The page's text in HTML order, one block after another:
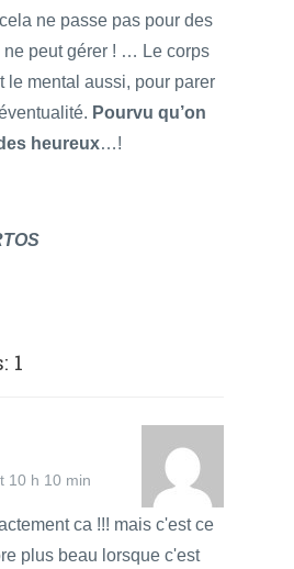
ne passe pas pour des
ne peut gérer ! … Le corps
le mental aussi, pour parer
Pourvu qu’on
heureux…!
1
10 h 10 min
ca !!! mais c'est ce
plus beau lorsque c'est